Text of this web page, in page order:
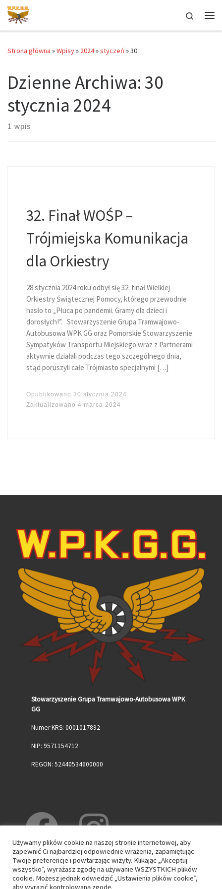
Przejdź do treści
Search
Strona główna »Wpisy» 2024»styczeń »30
Dzienne Archiwa:30
stycznia 2024
1 wpis
32. Finał WOŚP –
Trójmiejska Komunikacja
dla Orkiestry
28 stycznia 2024 roku odbył się 32. finał Wielkiej
Orkiestry Świątecznej Pomocy, którego przewodnie
hasło to „Płuca po pandemii. Gramy dla dzieci i
dorosłych!”. Stowarzyszenie Grupa Tramwajowo-
Autobusowa WPK GG oraz Pomorskie Stowarzyszenie
Sympatyków Transportu Miejskiego wraz z Partnerami
aktywnie działali podczas tego szczególnego dnia,
stąd poruszyli całe Trójmiasto specjalnymi […]
Opublikowano 30 stycznia 2024
Zaktualizowano 4 marca 2024
Stowarzyszenie Grupa Tramwajowo-Autobusowa WPK
GG
Numer KRS: 0001017892
NIP: 9571154712
REGON: 52440534600000
Używamy plików cookie na naszej stronie internetowej, aby
zapewnić Ci najbardziej odpowiednie wrażenia, zapamiętując
Twoje preferencje i powtarzając wizyty. Klikając „Akceptuj
wszystko”, wyrażasz zgodę na używanie WSZYSTKICH plików
cookie. Możesz jednak odwiedzić „Ustawienia plików cookie”,
aby wyrazić kontrolowaną zgodę.